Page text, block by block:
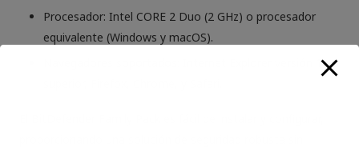
Procesador: Intel CORE 2 Duo (2 GHz) o procesador
equivalente (Windows y macOS).
Navegadores soportados: Internet Explorer versión 10 o